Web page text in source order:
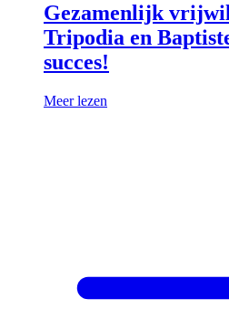
Gezamenlijk
Tripodia en
succes!
Meer lezen